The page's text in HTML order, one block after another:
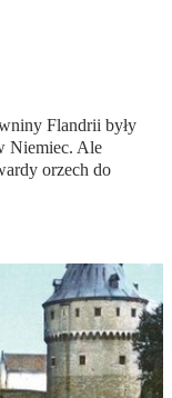
Flandrii były
Niemiec. Ale
orzech do